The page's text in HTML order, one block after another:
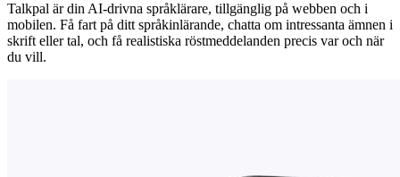
Talkpal är din AI-drivna språklärare, tillgänglig på webben och i
mobilen. Få fart på ditt språkinlärande, chatta om intressanta ämnen i
skrift eller tal, och få realistiska röstmeddelanden precis var och när
du vill.